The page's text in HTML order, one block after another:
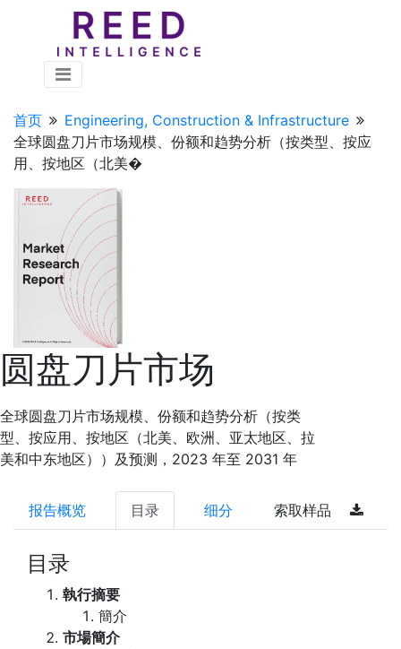
首页
Engineering, Construction & Infrastructure
全球圆盘刀片市场规模、份额和趋势分析（按类型、按应
用、按地区（北美�
圆盘刀片市场
全球圆盘刀片市场规模、份额和趋势分析（按类
型、按应用、按地区（北美、欧洲、亚太地区、拉
美和中东地区））及预测，2023 年至 2031 年
报告概览 目录 细分 索取样品
目录
執行摘要
簡介
市場簡介